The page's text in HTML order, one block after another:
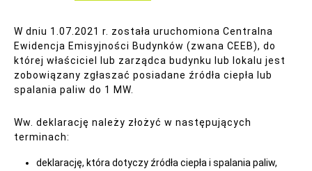
W dniu 1.07.2021 r. została uruchomiona Centralna
Ewidencja Emisyjności Budynków (zwana CEEB), do
której właściciel lub zarządca budynku lub lokalu jest
zobowiązany zgłaszać posiadane źródła ciepła lub
spalania paliw do 1 MW.
Ww. deklarację należy złożyć w następujących
terminach:
deklarację, która dotyczy źródła ciepła i spalania paliw,